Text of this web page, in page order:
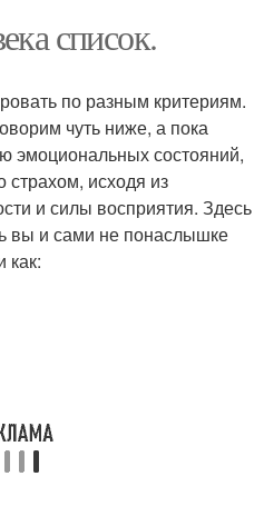
список.
по разным критериям.
чуть ниже, а пока
эмоциональных состояний,
страхом, исходя из
и силы восприятия. Здесь
вы и сами не понаслышке
как: